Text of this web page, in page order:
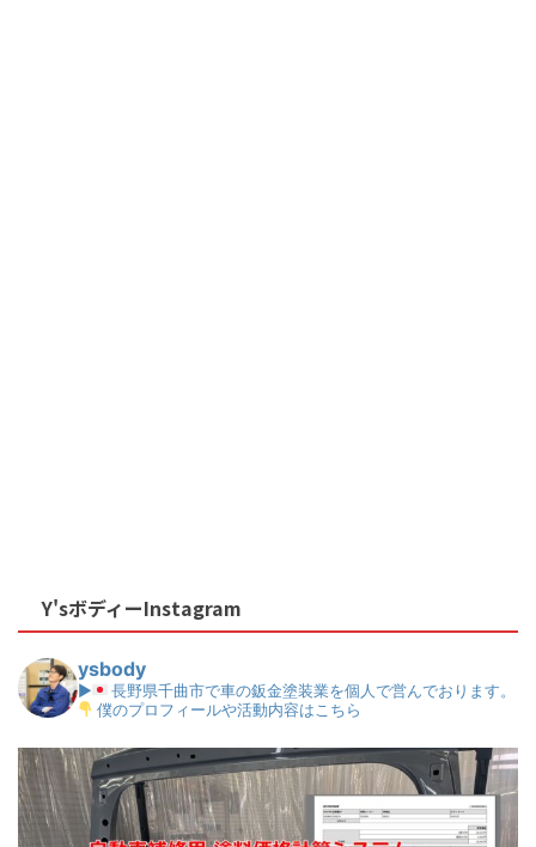
Y'sボディーInstagram
ysbody
▶
長野県千曲市で車の鈑金塗装業を個人で営んでおります。
僕のプロフィールや活動内容はこちら